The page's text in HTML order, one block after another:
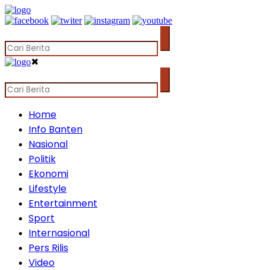
✖
Home
Info Banten
Nasional
Politik
Ekonomi
Lifestyle
Entertainment
Sport
Internasional
Pers Rilis
Video